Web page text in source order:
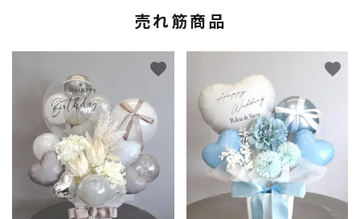
売れ筋商品
favorite favorite